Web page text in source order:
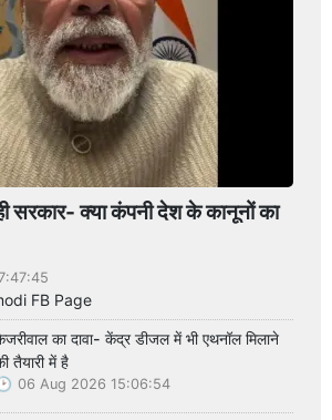
सरकार- क्या कंपनी देश के कानूनों का
FB Page
का दावा- केंद्र डीजल में भी एथनॉल मिलाने
तैयारी में है
06 Aug 2026 15:06:54